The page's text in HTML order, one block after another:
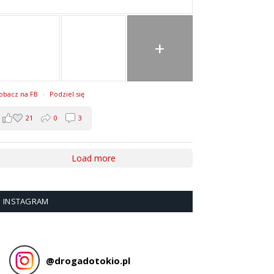
+
na FB · Podziel się
21 0 3
Load more
INSTAGRAM
@drogadotokio.pl